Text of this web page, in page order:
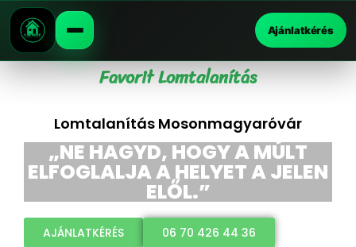
Ajánlatkérés
Favorit Lomtalanítás
Lomtalanítás Mosonmagyaróvár
„NE HAGYD, HOGY A MÚLT
ELFOGLALJA A HELYET A JELEN
ELŐL.”
AJÁNLATKÉRÉS 06 70 426 44 36